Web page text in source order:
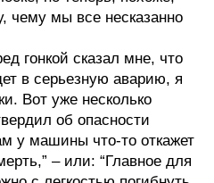
чему мы все несказанно
гонкой сказал мне, что
в серьезную аварию, я
Вот уже несколько
об опасности
у машины что-то откажет
– или: “Главное для